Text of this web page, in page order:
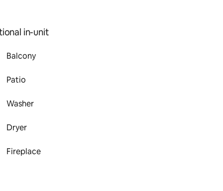
in-unit
Balcony
Patio
Washer
Dryer
Fireplace